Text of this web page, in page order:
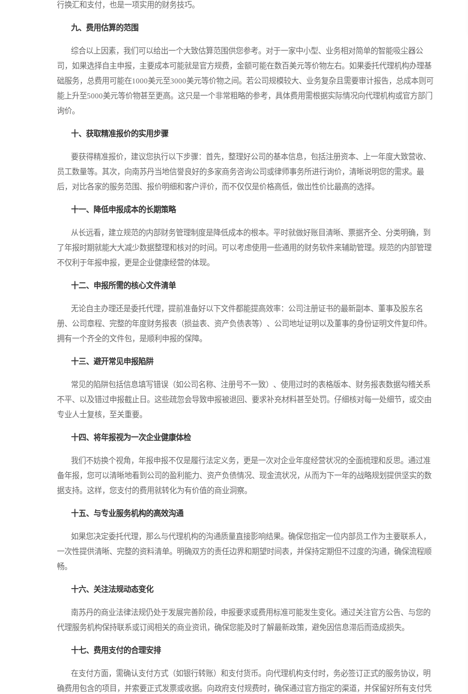
行换汇和支付，也是一项实用的财务技巧。
九、费用估算的范围
综合以上因素，我们可以给出一个大致估算范围供您参考。对于一家中小型、业务相对简单的智能吸尘器公
司，如果选择自主申报，主要成本可能就是官方规费，金额可能在数百美元等价物左右。如果委托代理机构办理基
础服务，总费用可能在1000美元至3000美元等价物之间。若公司规模较大、业务复杂且需要审计报告，总成本则可
能上升至5000美元等价物甚至更高。这只是一个非常粗略的参考，具体费用需根据实际情况向代理机构或官方部门
询价。
十、获取精准报价的实用步骤
要获得精准报价，建议您执行以下步骤：首先，整理好公司的基本信息，包括注册资本、上一年度大致营收、
员工数量等。其次，向南苏丹当地信誉良好的多家商务咨询公司或律师事务所进行询价，清晰说明您的需求。最
后，对比各家的服务范围、报价明细和客户评价，而不仅仅是价格高低，做出性价比最高的选择。
十一、降低申报成本的长期策略
从长远看，建立规范的内部财务管理制度是降低成本的根本。平时就做好账目清晰、票据齐全、分类明确，到
了年报时期就能大大减少数据整理和核对的时间。可以考虑使用一些通用的财务软件来辅助管理。规范的内部管理
不仅利于年报申报，更是企业健康经营的体现。
十二、申报所需的核心文件清单
无论自主办理还是委托代理，提前准备好以下文件都能提高效率：公司注册证书的最新副本、董事及股东名
册、公司章程、完整的年度财务报表（损益表、资产负债表等）、公司地址证明以及董事的身份证明文件复印件。
拥有一个齐全的文件包，是顺利申报的保障。
十三、避开常见申报陷阱
常见的陷阱包括信息填写错误（如公司名称、注册号不一致）、使用过时的表格版本、财务报表数据勾稽关系
不平、以及错过申报截止日。这些疏忽会导致申报被退回、要求补充材料甚至处罚。仔细核对每一处细节，或交由
专业人士复核，至关重要。
十四、将年报视为一次企业健康体检
我们不妨换个视角，年报申报不仅是履行法定义务，更是一次对企业年度经营状况的全面梳理和反思。通过准
备年报，您可以清晰地看到公司的盈利能力、资产负债情况、现金流状况，从而为下一年的战略规划提供坚实的数
据支持。这样，您支付的费用就转化为有价值的商业洞察。
十五、与专业服务机构的高效沟通
如果您决定委托代理，那么与代理机构的沟通质量直接影响结果。确保您指定一位内部员工作为主要联系人，
一次性提供清晰、完整的资料清单。明确双方的责任边界和期望时间表，并保持定期但不过度的沟通，确保流程顺
畅。
十六、关注法规动态变化
南苏丹的商业法律法规仍处于发展完善阶段，申报要求或费用标准可能发生变化。通过关注官方公告、与您的
代理服务机构保持联系或订阅相关的商业资讯，确保您能及时了解最新政策，避免因信息滞后而造成损失。
十七、费用支付的合理安排
在支付方面，需确认支付方式（如银行转账）和支付货币。向代理机构支付时，务必签订正式的服务协议，明
确费用包含的项目，并索要正式发票或收据。向政府支付规费时，确保通过官方指定的渠道，并保留好所有支付凭